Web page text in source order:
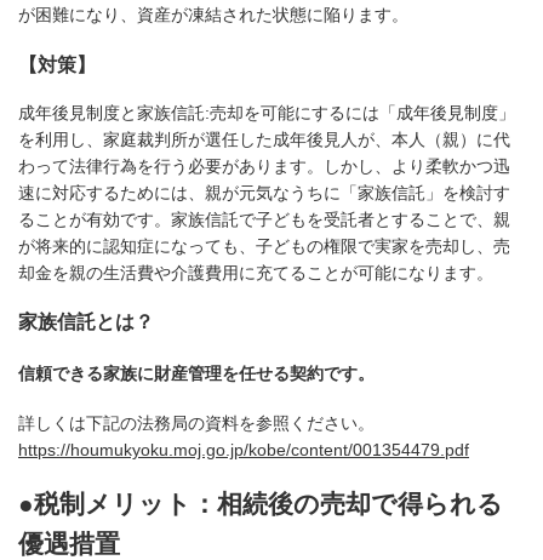
が困難になり、資産が凍結された状態に陥ります。
【対策】
成年後見制度と家族信託:売却を可能にするには「成年後見制度」
を利用し、家庭裁判所が選任した成年後見人が、本人（親）に代
わって法律行為を行う必要があります。しかし、より柔軟かつ迅
速に対応するためには、親が元気なうちに「家族信託」を検討す
ることが有効です。家族信託で子どもを受託者とすること で、親
が将来的に認知症になっても、子どもの権限で実家を売却し、売
却金を親の生活費や介護費用に充てることが可能になります。
家族信託とは？
信頼できる家族に財産管理を任せる契約です。
詳しくは下記の法務局の資料を参照ください。
https://houmukyoku.moj.go.jp/kobe/content/001354479.pdf
●税制メリット：相続後の売却で得られる
優遇措置